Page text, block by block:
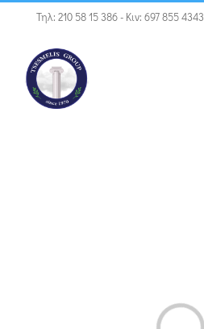
Μετάβαση
περιεχόμενο
Τηλ: 210 58 15 386- Κιν: 697 855 4343